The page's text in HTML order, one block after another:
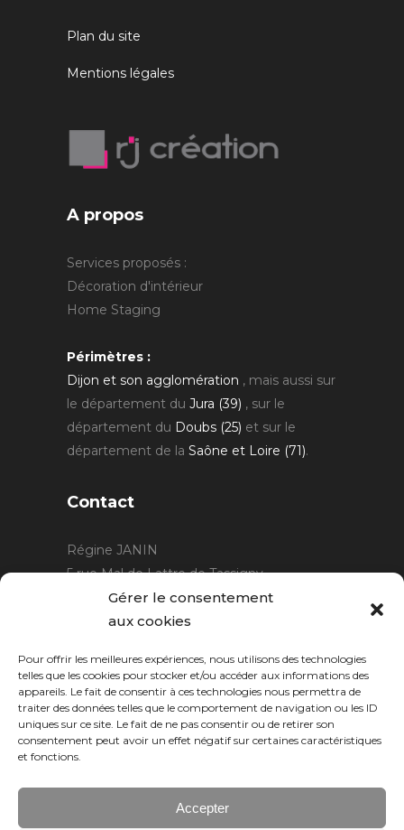
Gérer le consentement
aux cookies
Pour offrir les meilleures expériences, nous utilisons des technologies
telles que les cookies pour stocker et/ou accéder aux informations des
appareils. Le fait de consentir à ces technologies nous permettra de
traiter des données telles que le comportement de navigation ou les ID
uniques sur ce site. Le fait de ne pas consentir ou de retirer son
consentement peut avoir un effet négatif sur certaines caractéristiques
et fonctions.
Accepter
Plan du site
Mentions légales
A propos
Services proposés :
Décoration d'intérieur
Home Staging
Périmètres :
Dijon et son agglomération , mais aussi sur
le département du Jura (39) , sur le
département du Doubs (25) et sur le
département de la Saône et Loire (71).
Contact
Régine JANIN
5 rue Mal de Lattre de Tassigny
21220 Gevrey Chambertin
06 15 15 80 29
Horaires :sur rendez-vous.